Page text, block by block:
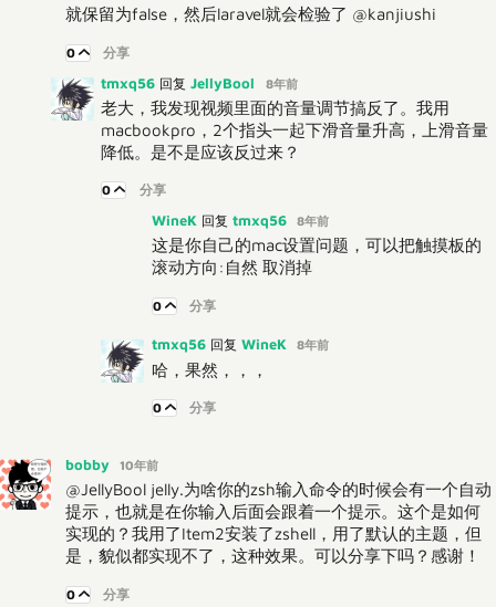
就保留为false，然后laravel就会检验了 @kanjiushi
0 分享
tmxq56 回复 JellyBool 8年前
老大，我发现视频里面的音量调节搞反了。我用
macbookpro，2个指头一起下滑音量升高，上滑音量
降低。是不是应该反过来？
0 分享
WineK 回复 tmxq56 8年前
这是你自己的mac设置问题，可以把触摸板的
滚动方向:自然 取消掉
0 分享
tmxq56 回复 WineK 8年前
哈，果然，，，
0 分享
bobby 10年前
@JellyBool jelly.为啥你的zsh输入命令的时候会有一个自动
提示，也就是在你输入后面会跟着一个提示。这个是如何
实现的？我用了Item2安装了zshell，用了默认的主题，但
是，貌似都实现不了，这种效果。可以分享下吗？感谢！
0 分享